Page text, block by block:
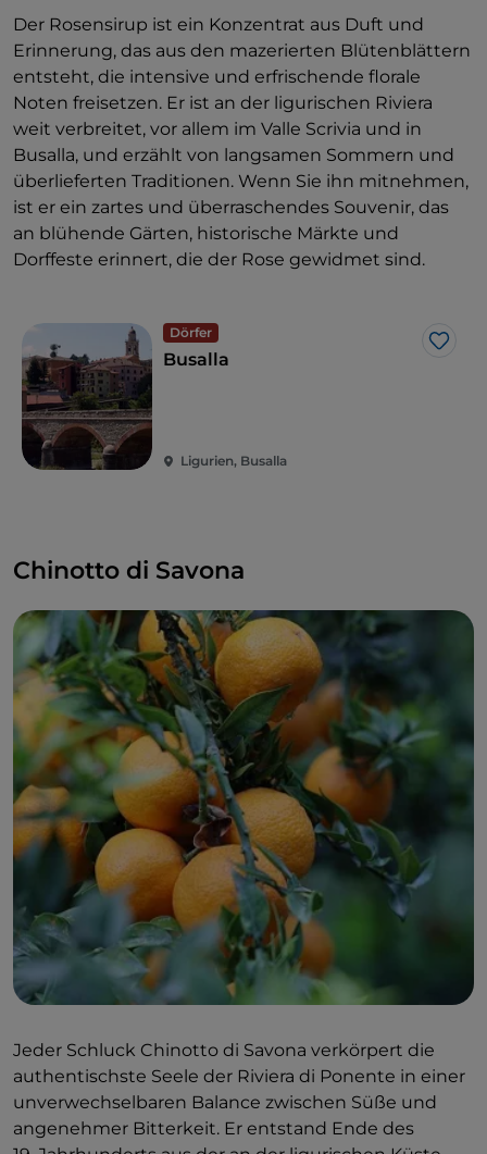
Der Rosensirup ist ein Konzentrat aus Duft und
Erinnerung, das aus den mazerierten Blütenblättern
entsteht, die intensive und erfrischende florale
Noten freisetzen. Er ist an der ligurischen Riviera
weit verbreitet, vor allem im Valle Scrivia und in
Busalla, und erzählt von langsamen Sommern und
überlieferten Traditionen. Wenn Sie ihn mitnehmen,
ist er ein zartes und überraschendes Souvenir, das
an blühende Gärten, historische Märkte und
Dorffeste erinnert, die der Rose gewidmet sind.
Dörfer
Like
Busalla
Ligurien, Busalla
Chinotto di Savona
Jeder Schluck Chinotto di Savona verkörpert die
authentischste Seele der Riviera di Ponente in einer
unverwechselbaren Balance zwischen Süße und
angenehmer Bitterkeit. Er entstand Ende des